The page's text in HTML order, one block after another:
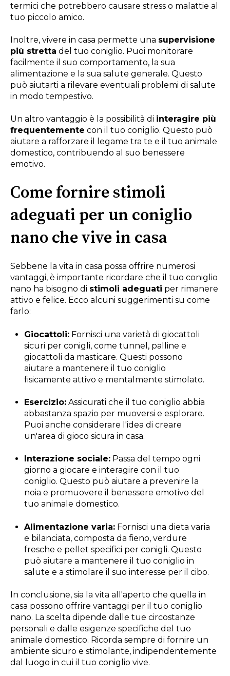
termici che potrebbero causare stress o malattie al
tuo piccolo amico.
Inoltre, vivere in casa permette una supervisione
più stretta del tuo coniglio. Puoi monitorare
facilmente il suo comportamento, la sua
alimentazione e la sua salute generale. Questo
può aiutarti a rilevare eventuali problemi di salute
in modo tempestivo.
Un altro vantaggio è la possibilità di interagire più
frequentemente con il tuo coniglio. Questo può
aiutare a rafforzare il legame tra te e il tuo animale
domestico, contribuendo al suo benessere
emotivo.
Come fornire stimoli
adeguati per un coniglio
nano che vive in casa
Sebbene la vita in casa possa offrire numerosi
vantaggi, è importante ricordare che il tuo coniglio
nano ha bisogno di stimoli adeguati per rimanere
attivo e felice. Ecco alcuni suggerimenti su come
farlo:
Giocattoli: Fornisci una varietà di giocattoli
sicuri per conigli, come tunnel, palline e
giocattoli da masticare. Questi possono
aiutare a mantenere il tuo coniglio
fisicamente attivo e mentalmente stimolato.
Esercizio: Assicurati che il tuo coniglio abbia
abbastanza spazio per muoversi e esplorare.
Puoi anche considerare l'idea di creare
un'area di gioco sicura in casa.
Interazione sociale: Passa del tempo ogni
giorno a giocare e interagire con il tuo
coniglio. Questo può aiutare a prevenire la
noia e promuovere il benessere emotivo del
tuo animale domestico.
Alimentazione varia: Fornisci una dieta varia
e bilanciata, composta da fieno, verdure
fresche e pellet specifici per conigli. Questo
può aiutare a mantenere il tuo coniglio in
salute e a stimolare il suo interesse per il cibo.
In conclusione, sia la vita all'aperto che quella in
casa possono offrire vantaggi per il tuo coniglio
nano. La scelta dipende dalle tue circostanze
personali e dalle esigenze specifiche del tuo
animale domestico. Ricorda sempre di fornire un
ambiente sicuro e stimolante, indipendentemente
dal luogo in cui il tuo coniglio vive.